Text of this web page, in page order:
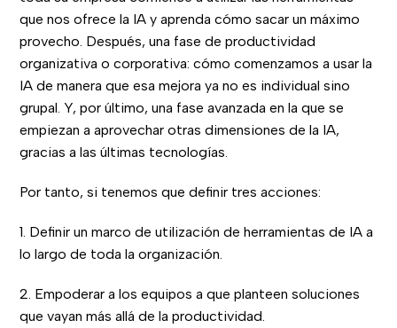
que nos ofrece la IA y aprenda cómo sacar un máximo
provecho. Después, una fase de productividad
organizativa o corporativa: cómo comenzamos a usar la
IA de manera que esa mejora ya no es individual sino
grupal. Y, por último, una fase avanzada en la que se
empiezan a aprovechar otras dimensiones de la IA,
gracias a las últimas tecnologías.
Por tanto, si tenemos que definir tres acciones:
1. Definir un marco de utilización de herramientas de IA a
lo largo de toda la organización.
2. Empoderar a los equipos a que planteen soluciones
que vayan más allá de la productividad.